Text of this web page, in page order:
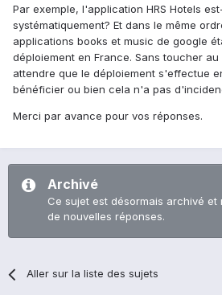
Par exemple, l'application HRS Hotels
systématiquement? Et dans le même
applications books et music de google
déploiement en France. Sans toucher
attendre que le déploiement s'effectue
bénéficier ou bien cela n'a pas
Merci par avance pour vos réponses.
Archivé
Ce sujet est désormais archivé
de nouvelles réponses.
Aller sur la liste des sujets